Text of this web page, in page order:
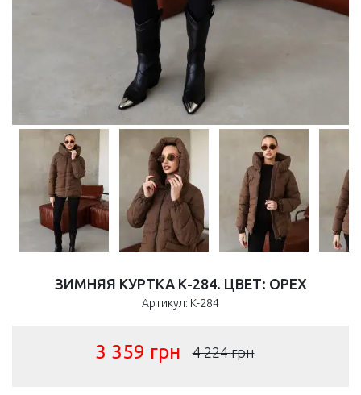
ЗИМНЯЯ КУРТКА К-284. ЦВЕТ: ОРЕХ
Артикул: К-284
3 359 грн 4 224грн